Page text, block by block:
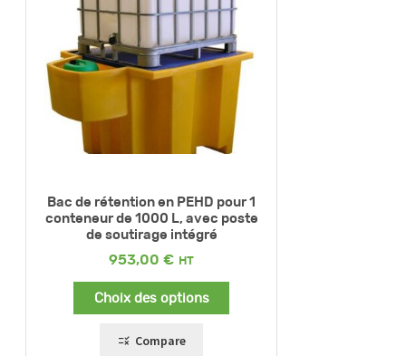
Bac de rétention en PEHD pour 1
conteneur de 1000 L, avec poste
de soutirage intégré
953,00 €
Choix des options
Compare